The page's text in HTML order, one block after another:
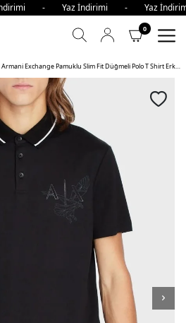
- Yaz İndirimi - Yaz
0
Armani Exchange Pamuklu Slim Fit Düğmeli Polo T Shirt Erkek Polo Yaka T Shirt ZJHAZ